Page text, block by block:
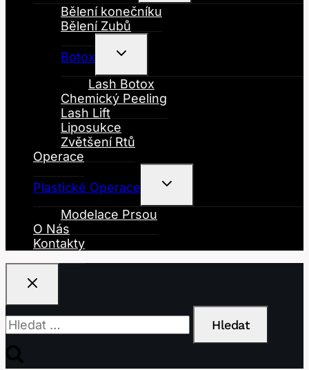
Menu
Bělení konečníku
Bělení Zubů
Botox
Toggle
Menu
Lash Botox
Chemický Peeling
Lash Lift
Liposukce
Zvětšení Rtů
Operace
Plastické Operace
Toggle
Menu
Modelace Prsou
O Nás
Kontakty
Vyhledávání